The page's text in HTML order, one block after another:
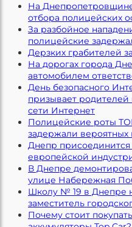
На
отбора полицейских
За разбойное
полицейские
Дерзких грабителей
На дорогах города
автомобилем
День безопасного
призывает родителей
сети Интернет
Полицейские роты
задержали вероятных
Днепр
европейской
В Днепре
улице Набережная
Школу № 19 в Днепре
заместитель
Почему стоит